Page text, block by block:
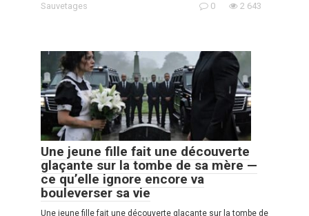
Sauvetages 0 2 643
Une jeune fille fait une découverte
glaçante sur la tombe de sa mère —
ce qu’elle ignore encore va
bouleverser sa vie
Une jeune fille fait une découverte glaçante sur la tombe de